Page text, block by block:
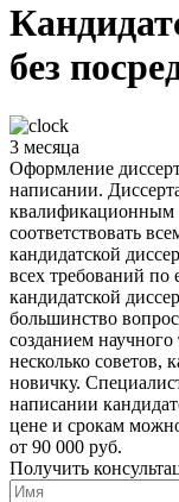
без
3 месяца
Оформление
написании.
квалификационным
соответствовать
кандидатской
всех требований
кандидатской
большинство
созданием
несколько советов,
новичку.
написании
цене и срокам
от 90 000 руб.
Получить